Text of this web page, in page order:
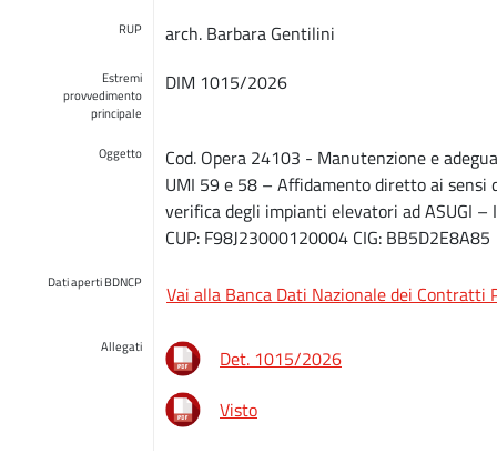
RUP arch. Barbara Gentilini
Estremi
provvedimento
principale
DIM 1015/2026
Oggetto
Cod. Opera 24103 - Manutenzione e
UMI 59 e 58 – Affidamento diretto ai sensi
verifica degli impianti elevatori ad ASUGI –
CUP: F98J23000120004 CIG: BB5D2E8A85
Dati aperti BDNCP Vai alla Banca Dati Nazionale dei Contratti
Allegati
Det. 1015/2026
Visto